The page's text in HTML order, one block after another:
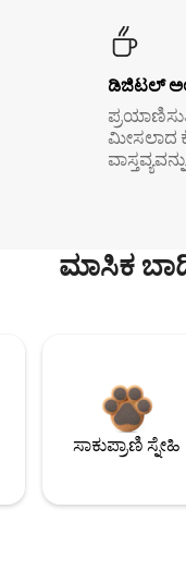
ಡಿಜಿಟಲ್
ಮೀಸಲಾದ
ಮಾಸಿಕ
ಸಾಕುಪ್ರಾಣಿ ಸ್ನೇಹಿ